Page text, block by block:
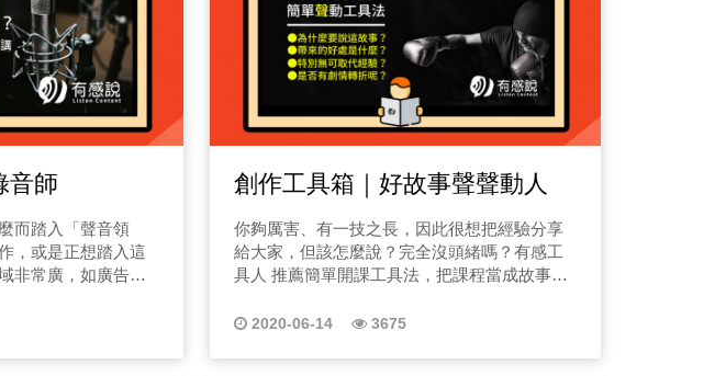
音師
而踏入「聲音領
，或是正想踏入這
非常廣，如廣告、
鍵步驟
創作工具箱｜好故事聲聲動人
你夠厲害、有一技之長，因此很想把經驗分享
給大家，但該怎麼說？完全沒頭緒嗎？有感工
具人 推薦簡單開課工具法，把課程當成故事
力度，以此讓你的故事生動又有趣唷！
2020-06-14 3675